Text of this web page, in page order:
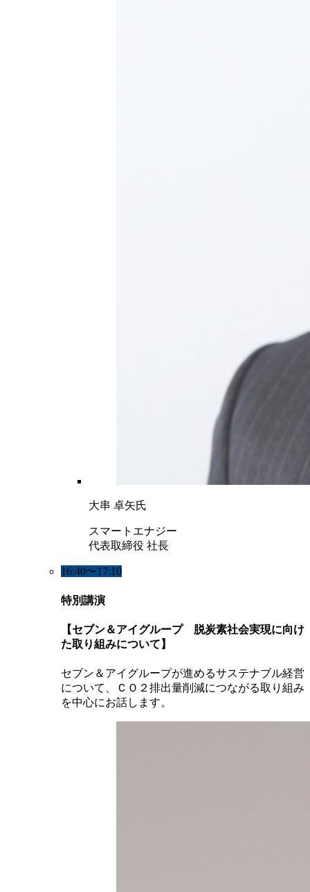
大串 卓矢氏
スマートエナジー
代表取締役 社長
16:40〜17:10
特別講演
【セブン＆アイグループ 脱炭素社会実現に向け
た取り組みについて】
セブン＆アイグループが進めるサステナブル経営
について、ＣＯ２排出量削減につながる取り組み
を中心にお話します。